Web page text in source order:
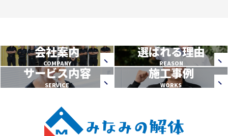
会社案内
COMPANY
選ばれる理由
REASON
サービス内容
SERVICE
施工事例
WORKS